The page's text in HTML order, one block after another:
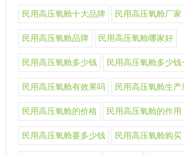
民用高压氧舱十大品牌 民用高压氧舱厂家
民用高压氧舱品牌 民用高压氧舱哪家好
民用高压氧舱多少钱 民用高压氧舱多少钱
民用高压氧舱有效果吗 民用高压氧舱生产
民用高压氧舱的价格 民用高压氧舱的作用
民用高压氧舱要多少钱 民用高压氧舱购买